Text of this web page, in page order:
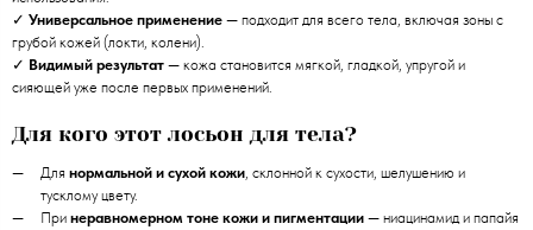
✓ Универсальное применение — подходит для всего тела, включая зоны с
грубой кожей (локти, колени).
✓ Видимый результат — кожа становится мягкой, гладкой, упругой и
сияющей уже после первых применений.
Для кого этот лосьон для тела?
Для нормальной и сухой кожи, склонной к сухости, шелушению и
тусклому цвету.
При неравномерном тоне кожи и пигментации — ниацинамид и папайя